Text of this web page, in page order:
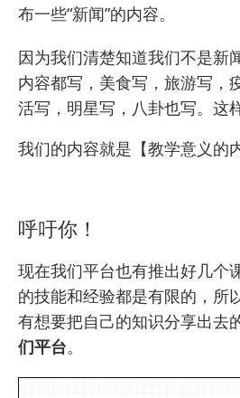
布一些“新闻”的内容。
因为我们清楚知道我们不是新
内容都写，美食写，旅游写，
活写，明星写，八卦也写。这
我们的内容就是【教学意义的
呼吁你！
现在我们平台也有推出好几个
的技能和经验都是有限的，所
有想要把自己的知识分享出去
们平台。